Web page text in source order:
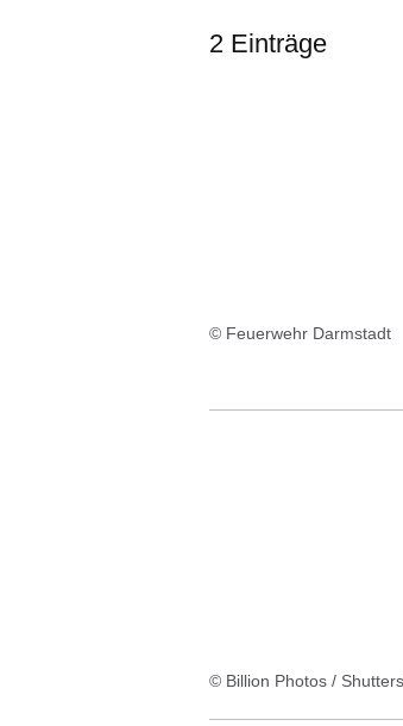
2 Einträge
© Feuerwehr Darmstadt
© Billion Photos /